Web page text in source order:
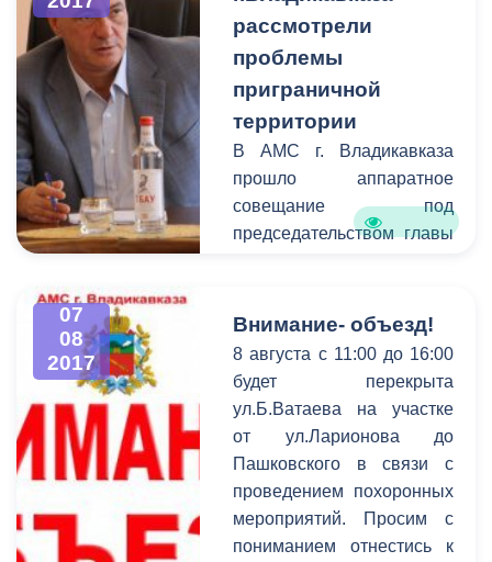
культуры города было
поручено восстановить
работу водных объектов, а
также подготовить
документацию для
перевода фонтанов на
баланс единого
структурного
подразделения
рассмотрели
проблемы
приграничной
территории
В АМС г. Владикавказа
прошло аппаратное
совещание под
председательством главы
обсуждению стали
вопросы особой работы
местного самоуправления
столицы Северной Осетии
в части решения проблем
приграничной зоны. В
территории Верхнего
07
08
2017
Внимание- объезд!
8 августа с 11:00 до 16:00
будет перекрыта
ул.Б.Ватаева на участке
от ул.Ларионова до
Пашковского в связи с
проведением похоронных
мероприятий. Просим с
пониманием отнестись к